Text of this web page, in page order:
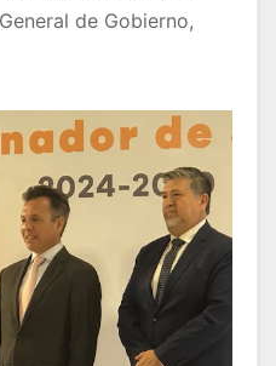
de Gobierno,